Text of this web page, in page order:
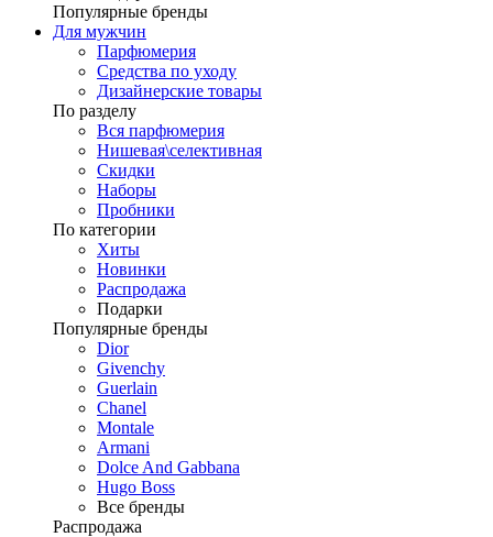
Популярные бренды
Для мужчин
Парфюмерия
Средства по уходу
Дизайнерские товары
По разделу
Вся парфюмерия
Нишевая\селективная
Скидки
Наборы
Пробники
По категории
Хиты
Новинки
Распродажа
Подарки
Популярные бренды
Dior
Givenchy
Guerlain
Chanel
Montale
Armani
Dolce And Gabbana
Hugo Boss
Все бренды
Распродажа